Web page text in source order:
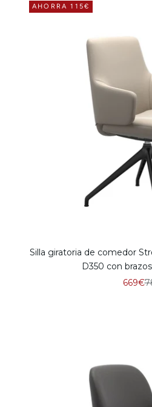
AHORRA 115€
Silla giratoria de comedor
D350 con
Precio
669€